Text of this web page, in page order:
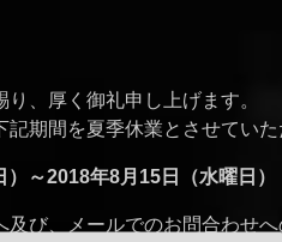
、厚く御礼申し上げます。
記期間を夏季休業とさせてい
～2018年8月15日（水曜日）
及び、メールでのお問合わせ